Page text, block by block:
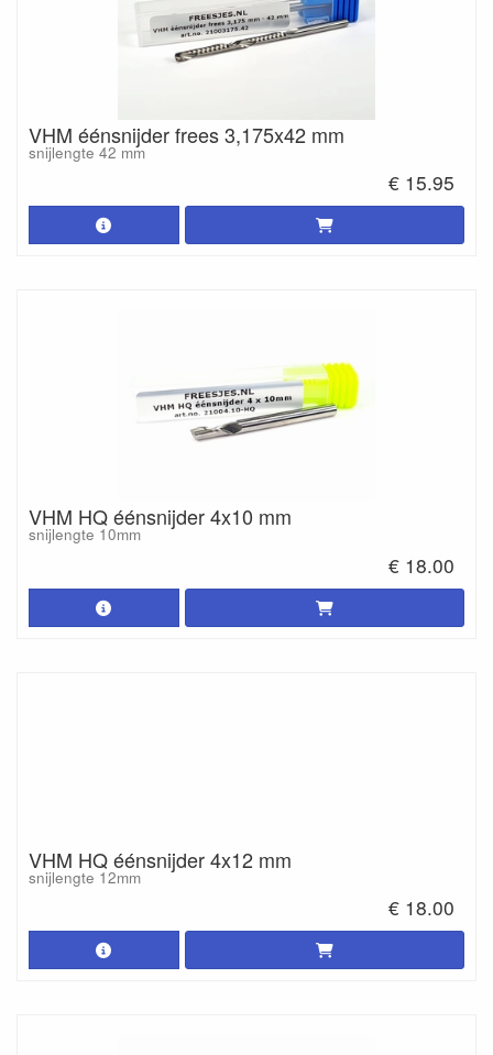
VHM éénsnijder frees 3,175x42 mm
snijlengte 42 mm
€ 15.95
VHM HQ éénsnijder 4x10 mm
snijlengte 10mm
€ 18.00
VHM HQ éénsnijder 4x12 mm
snijlengte 12mm
€ 18.00